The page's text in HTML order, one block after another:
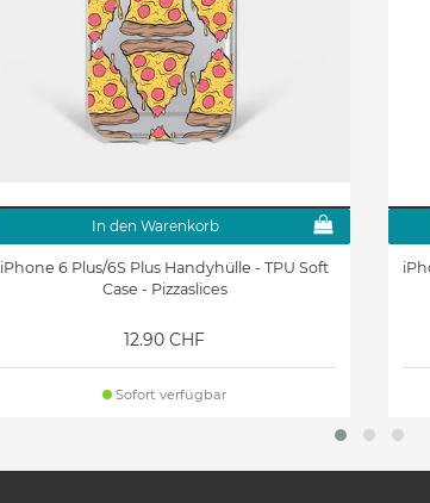
In den Warenkorb
iPhone 6 Plus/6S Plus Handyhülle - TPU Soft
Case - Pizzaslices
12.90 CHF
Sofort verfügbar